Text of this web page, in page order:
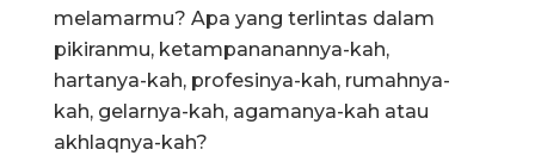
melamarmu? Apa yang terlintas dalam
pikiranmu, ketampananannya-kah,
hartanya-kah, profesinya-kah, rumahnya-
kah, gelarnya-kah, agamanya-kah atau
akhlaqnya-kah?